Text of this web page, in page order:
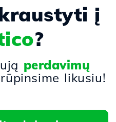
į
?
perdavimų
likusiu!